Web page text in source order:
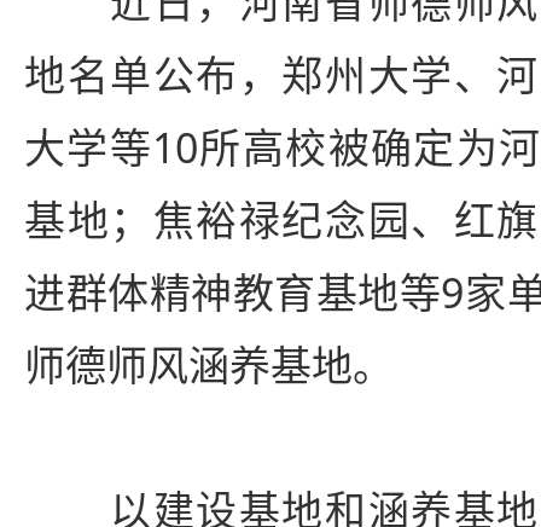
地名单公布，郑州大学、
大学等10所高校被确定为
基地；焦裕禄纪念园、红
进群体精神教育基地等9家
师德师风涵养基地。
以建设基地和涵养基地